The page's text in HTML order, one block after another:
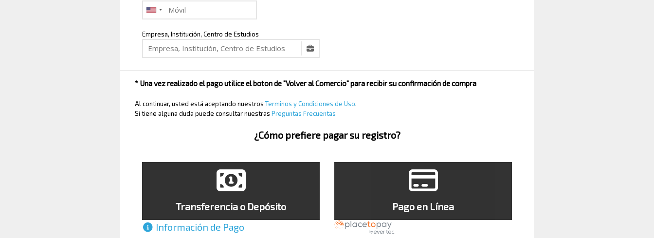
Empresa, Institución, Centro de Estudios
* Una vez realizado el pago utilice el boton de "Volver al Comercio" para recibir su confirmación de compra
Al continuar, usted está aceptando nuestros Terminos y Condiciones de Uso.
Si tiene alguna duda puede consultar nuestras Preguntas Frecuentas
¿Cómo prefiere pagar su registro?
Transferencia o Depósito
Información de Pago
Pago en Línea